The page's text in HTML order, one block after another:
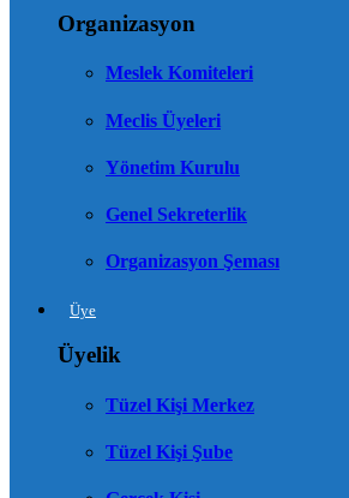
Organizasyon
Meslek Komiteleri
Meclis Üyeleri
Yönetim Kurulu
Genel Sekreterlik
Organizasyon Şeması
Üye
Üyelik
Tüzel Kişi Merkez
Tüzel Kişi Şube